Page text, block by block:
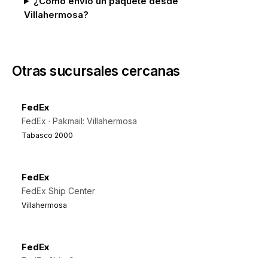
Villahermosa?
Otras sucursales cercanas
FedEx
FedEx · Pakmail: Villahermosa
Tabasco 2000
FedEx
FedEx Ship Center
Villahermosa
FedEx